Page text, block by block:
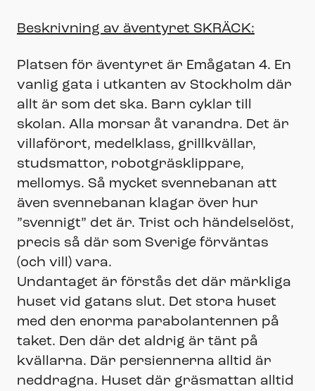
Beskrivning av äventyret SKRÄCK:
Platsen för äventyret är Emågatan 4. En
vanlig gata i utkanten av Stockholm där
allt är som det ska. Barn cyklar till
skolan. Alla morsar åt varandra. Det är
villaförort, medelklass, grillkvällar,
studsmattor, robotgräsklippare,
mellomys. Så mycket svennebanan att
även svennebanan klagar över hur
”svennigt” det är. Trist och händelselöst,
precis så där som Sverige förväntas
(och vill) vara.
Undantaget är förstås det där märkliga
huset vid gatans slut. Det stora huset
med den enorma parabolantennen på
taket. Den där det aldrig är tänt på
kvällarna. Där persiennerna alltid är
neddragna. Huset där gräsmattan alltid